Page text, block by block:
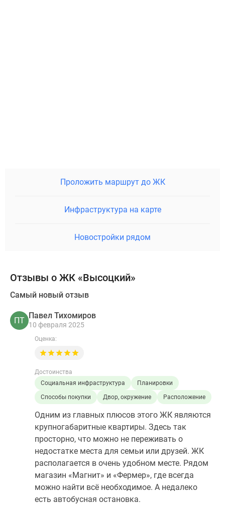
Проложить маршрут до ЖК
Инфраструктура на карте
Новостройки рядом
Отзывы о ЖК «Высоцкий»
Самый новый отзыв
ПТ
Павел Тихомиров
10 февраля 2025
Оценка:
Достоинства
Социальная инфраструктура
Планировки
Способы покупки
Двор, окружение Расположение
Одним из главных плюсов этого ЖК являются
крупногабаритные квартиры. Здесь так
просторно, что можно не переживать о
недостатке места для семьи или друзей. ЖК
располагается в очень удобном месте. Рядом
магазин «Магнит» и «Фермер», где всегда
можно найти всё необходимое. А недалеко
есть автобусная остановка.